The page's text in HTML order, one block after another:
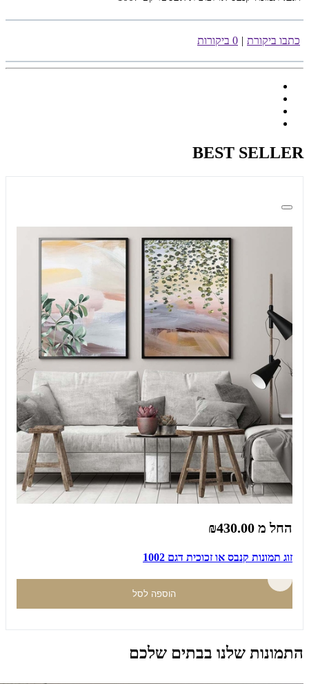
כתבו ביקורת | 0 ביקורות
BEST SELLER
החל מ ₪430.00
זוג תמונות קנבס או זכוכית דגם 1002
הוספה לסל
התמונות שלנו בבתים שלכם